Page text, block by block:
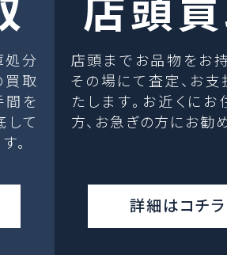
処分
取
間を
して
。
店頭までお品物をお持
その場にて査定、お支
たします。お近くにお
方、お急ぎの方にお勧
詳細はコチラ